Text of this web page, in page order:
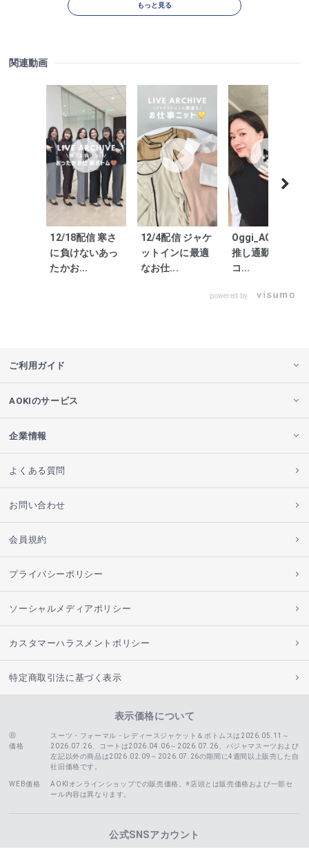
もっと見る
関連動画
12/18配信 寒さ
に負けないあっ
たかお...
12/4配信 ジャケ
ットインに最適
なお仕...
Oggi_AOKI いち
推し通勤コート
コ...
powered by
ご利用ガイド
AOKIのサービス
企業情報
よくある質問
お問い合わせ
会員規約
プライバシーポリシー
ソーシャルメディアポリシー
カスタマーハラスメントポリシー
特定商取引法に基づく表示
表示価格について
価格
スーツ・フォーマル・レディースジャケット＆ボトムスは2026.05.11～
2026.07.26、コートは2026.04.06～2026.07.26、
パジャマスーツおよび
左記以外の商品は2026.02.09～2026.07.26の期間に4週間以上販売した自
社旧価格です。
WEB価格
AOKIオンラインショップでの販売価格。※店頭とは販売価格および一部セ
ール内容は異なります。
公式SNSアカウント